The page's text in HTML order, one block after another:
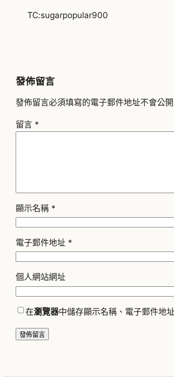
TC:sugarpopular900
發佈留言
發佈留言必須填寫的電子郵件地址不會公開
留言 *
顯示名稱 *
電子郵件地址 *
個人網站網址
在瀏覽器中儲存顯示名稱、電子郵件地